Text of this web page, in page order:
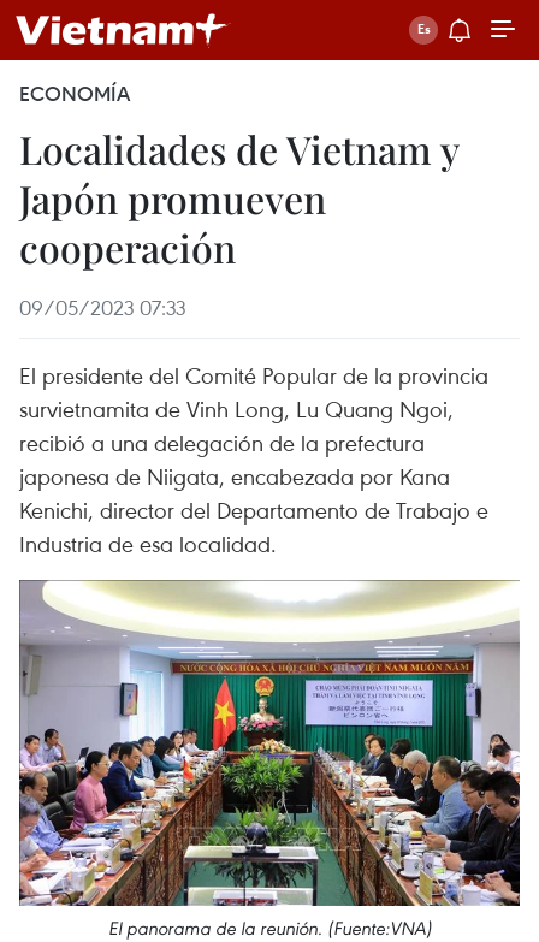
ECONOMÍA
Localidades de Vietnam y
Japón promueven
cooperación
09/05/2023 07:33
El presidente del Comité Popular de la provincia
survietnamita de Vinh Long, Lu Quang Ngoi,
recibió a una delegación de la prefectura
japonesa de Niigata, encabezada por Kana
Kenichi, director del Departamento de Trabajo e
Industria de esa localidad.
El panorama de la reunión. (Fuente:VNA)